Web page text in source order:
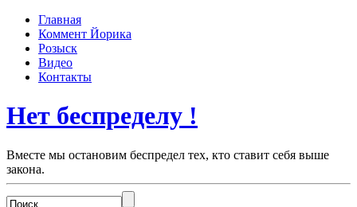
Главная
Коммент Йорика
Розыск
Видео
Контакты
Нет беспределу !
Вместе мы остановим беспредел тех, кто ставит себя выше
закона.